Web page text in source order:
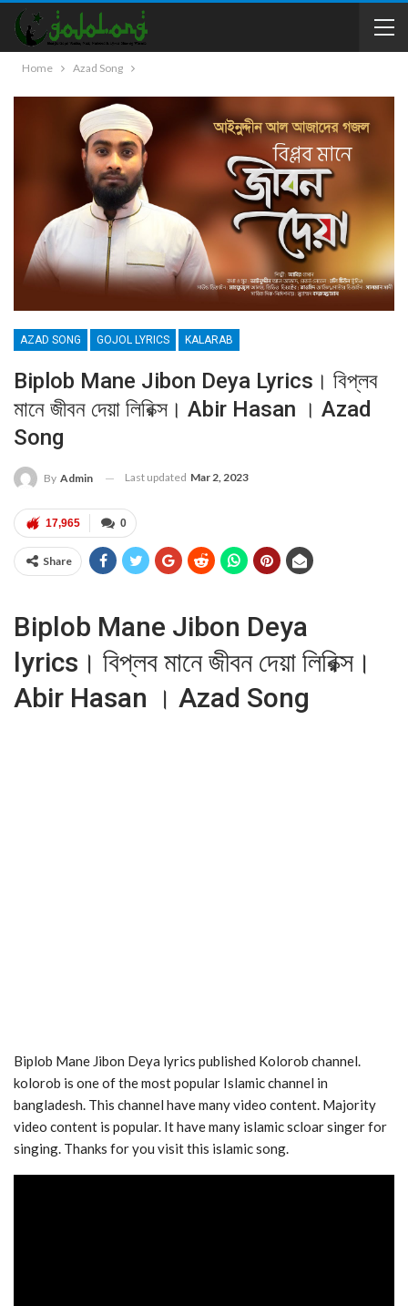
Home Azad Song
AZAD SONG GOJOL LYRICS KALARAB
Biplob Mane Jibon Deya Lyrics। বিপ্লব
মানে জীবন দেয়া লিরিক্স। Abir Hasan । Azad
Song
By Admin Last updated Mar 2, 2023
0
17,965
Share
Biplob Mane Jibon Deya
lyrics। বিপ্লব মানে জীবন দেয়া লিরিক্স।
Abir Hasan । Azad Song
Biplob Mane Jibon Deya lyrics published Kolorob channel.
kolorob is one of the most popular Islamic channel in
bangladesh. This channel have many video content. Majority
video content is popular. It have many islamic scloar singer for
singing. Thanks for you visit this islamic song.